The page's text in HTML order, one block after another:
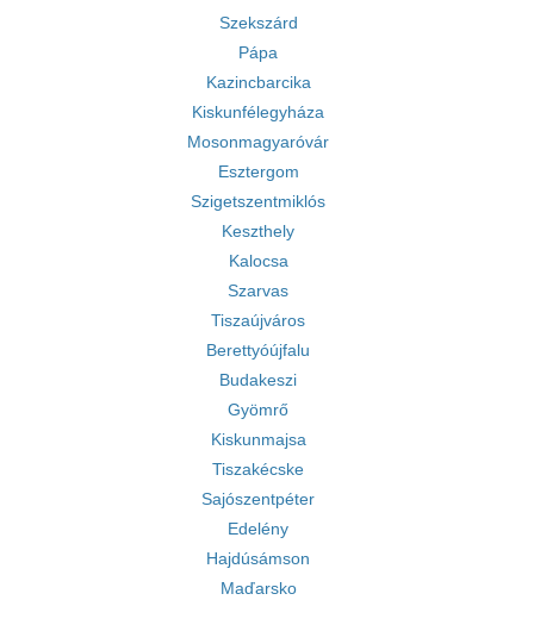
Szekszárd
Pápa
Kazincbarcika
Kiskunfélegyháza
Mosonmagyaróvár
Esztergom
Szigetszentmiklós
Keszthely
Kalocsa
Szarvas
Tiszaújváros
Berettyóújfalu
Budakeszi
Gyömrő
Kiskunmajsa
Tiszakécske
Sajószentpéter
Edelény
Hajdúsámson
Maďarsko